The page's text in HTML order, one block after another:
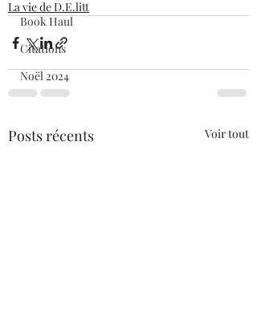
Book Haul
Citations
Noël 2024
La vie de D.E.litt
Posts récents Voir tout